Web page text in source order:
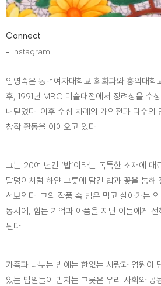
Connect
Instagram
임영숙은 동덕여자대학교 회화과와 홍익대학
후, 1991년 MBC 미술대전에서 장려상을 수
내딛었다. 이후 수십 차례의 개인전과 다수의
창작 활동을 이어오고 있다.
그는 20여 년간 ‘밥’이라는 독특한 소재에 매
달덩이처럼 하얀 그릇에 담긴 밥과 꽃을 통해
선보인다. 그의 작품 속 밥은 먹고 살아가는
동시에, 힘든 기억과 아픔을 지닌 이들에게 전
된다.
가족과 나누는 밥에는 한없는 사랑과 염원이
있는 밥알들이 받치는 그릇은 우리 사회와 공